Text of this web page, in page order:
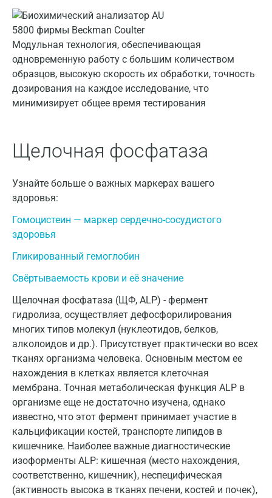
Модульная технология, обеспечивающая
одновременную работу с большим количеством
образцов, высокую скорость их обработки, точность
дозирования на каждое исследование, что
минимизирует общее время тестирования
Щелочная фосфатаза
Узнайте больше о важных маркерах вашего
здоровья:
Гомоцистеин — маркер сердечно-сосудистого
здоровья
Гликированный гемоглобин
Свёртываемость крови и её значение
Щелочная фосфатаза (ЩФ, ALP) - фермент
гидролиза, осуществляет дефосфорилирования
многих типов молекул (нуклеотидов, белков,
алколоидов и др.). Присутствует практически во всех
тканях организма человека. Основным местом ее
нахождения в клетках является клеточная
мембрана. Точная метаболическая функция ALP в
организме еще не достаточно изучена, однако
известно, что этот фермент принимает участие в
кальцификации костей, транспорте липидов в
кишечнике. Наиболее важные диагностические
изоформенты ALP: кишечная (место нахождения,
соответственно, кишечник), неспецифическая
(активность высока в тканях печени, костей и почек),
Вологда
Воронеж
Всеволожск
Гатчина
Голубое
Дзержинский
Дмитров
Жуковский
Звенигород
Зеленоград
Иваново
Ивантеевка
Ижевск
Истра
Йошкар-Ола